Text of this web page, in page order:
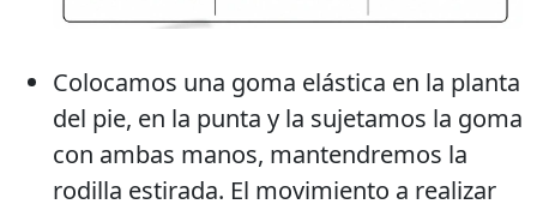
Colocamos una goma elástica en la planta
del pie, en la punta y la sujetamos la goma
con ambas manos, mantendremos la
rodilla estirada. El movimiento a realizar